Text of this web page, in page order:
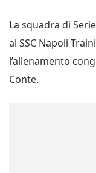
La squadra di
al SSC Napoli
l’allenamento
Conte.